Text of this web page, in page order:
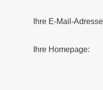
Ihre E-Mail-
Ihre Homepage: